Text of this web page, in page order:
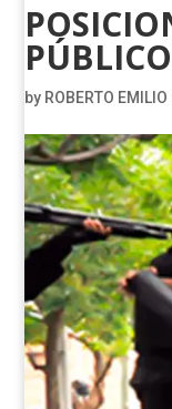
PÚBLICO
by ROBERTO